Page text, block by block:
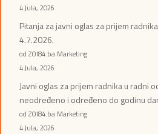
4 Jula, 2026
Pitanja za javni oglas za prijem
4.7.2026.
od ZOI84.ba Marketing
4 Jula, 2026
Javni oglas za prijem radnika u radni
neodređeno i određeno do godinu
od ZOI84.ba Marketing
4 Jula, 2026